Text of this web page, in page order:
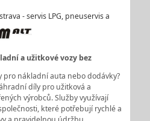
- servis LPG, pneuservis a